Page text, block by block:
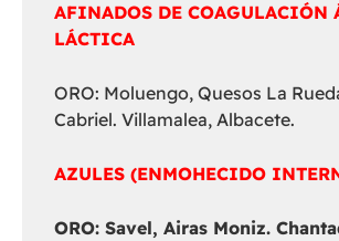
AFINADOS DE COAGULACIÓN
LÁCTICA
ORO: Moluengo, Quesos La
Cabriel. Villamalea, Albacete.
AZULES (ENMOHECIDO
ORO: Savel, Airas Moniz.